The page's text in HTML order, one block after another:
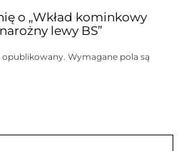
o „Wkład kominkowy
lewy BS”
opublikowany. Wymagane pola są